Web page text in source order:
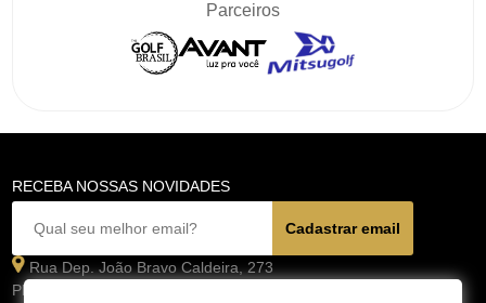
Parceiros
RECEBA NOSSAS NOVIDADES
Rua Dep. João Bravo Caldeira, 273
Planalto Paulista - São Paulo